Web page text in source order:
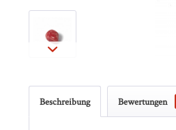
Beschreibung Bewertungen